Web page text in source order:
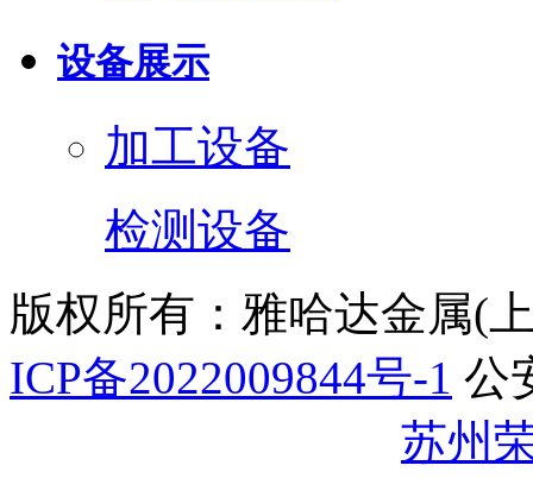
设备展示
加工设备
检测设备
版权所有：雅哈达金属(
ICP备2022009844号-1 公
苏州